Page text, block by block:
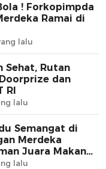
! Forkopimpda
Ramai di
lalu
Sehat, Rutan
dan
RI
lalu
Semangat di
Merdeka
Juara Makan
lalu